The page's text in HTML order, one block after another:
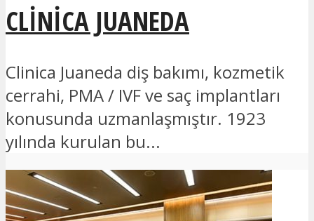
CLINICA JUANEDA
Clinica Juaneda diş bakımı, kozmetik
cerrahi, PMA / IVF ve saç implantları
konusunda uzmanlaşmıştır. 1923
yılında kurulan bu...